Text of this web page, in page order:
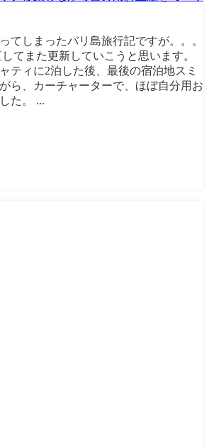
てしまったバリ島旅行記ですが。。。
てまた更新していこうと思います。
ティに2泊した後、最後の宿泊地スミ
ら、カーチャーターで、ほぼ自分用お
た。 ...